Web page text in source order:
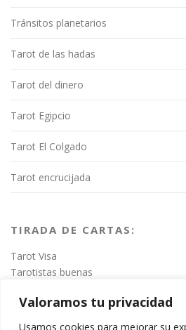
Valoramos tu privacidad
Usamos cookies para mejorar su
Tránsitos planetarios
Tarot de las hadas
Tarot del dinero
Tarot Egipcio
Tarot El Colgado
Tarot encrucijada
TIRADA DE CARTAS:
Tarot Visa
Tarotistas buenas